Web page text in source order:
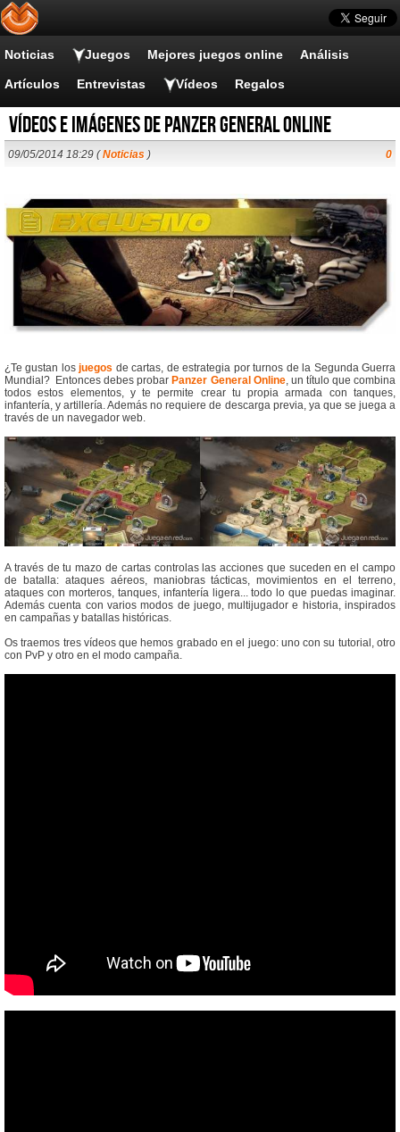
Noticias Juegos Mejores juegos online Análisis
Artículos Entrevistas Vídeos Regalos
Vídeos e imágenes de Panzer General Online
09/05/2014 18:29 (Noticias ) 0
¿Te gustan losjuegos de cartas, de estrategia por turnos de la Segunda Guerra
Mundial? Entonces debes probar Panzer General Online, un título que combina
todos estos elementos, y te permite crear tu propia armada con tanques,
infantería, y artillería. Además no requiere de descarga previa, ya que se juega a
través de un navegador web.
A través de tu mazo de cartas controlas las acciones que suceden en el campo
de batalla: ataques aéreos, maniobras tácticas, movimientos en el terreno,
ataques con morteros, tanques, infantería ligera... todo lo que puedas imaginar.
Además cuenta con varios modos de juego, multijugador e historia, inspirados
en campañas y batallas históricas.
Os traemos tres vídeos que hemos grabado en el juego: uno con su tutorial, otro
con PvP y otro en el modo campaña.